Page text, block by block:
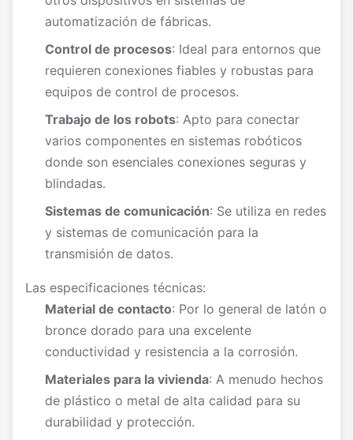
automatización de fábricas.
Control de procesos: Ideal para entornos que
requieren conexiones fiables y robustas para
equipos de control de procesos.
Trabajo de los robots: Apto para conectar
varios componentes en sistemas robóticos
donde son esenciales conexiones seguras y
blindadas.
Sistemas de comunicación: Se utiliza en redes
y sistemas de comunicación para la
transmisión de datos.
Las especificaciones técnicas:
Material de contacto: Por lo general de latón o
bronce dorado para una excelente
conductividad y resistencia a la corrosión.
Materiales para la vivienda: A menudo hechos
de plástico o metal de alta calidad para su
durabilidad y protección.